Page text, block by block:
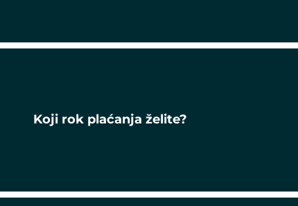
Koji rok plaćanja želite?